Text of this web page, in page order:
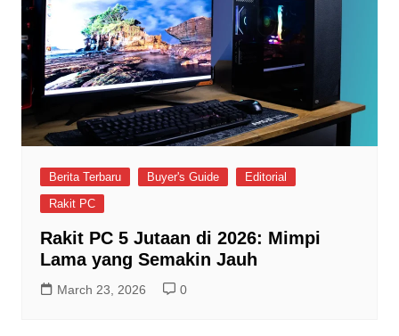
Berita Terbaru Buyer's Guide
Editorial
Rakit PC
Rakit PC 5 Jutaan di 2026: Mimpi
Lama yang Semakin Jauh
March 23, 2026 0